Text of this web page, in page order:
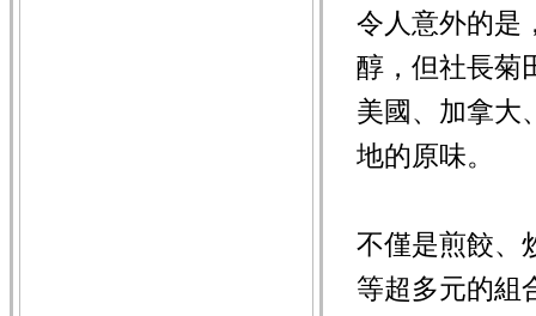
令人意外的是
醇，但社長菊
美國、加拿大
地的原味。
不僅是煎餃、
等超多元的組